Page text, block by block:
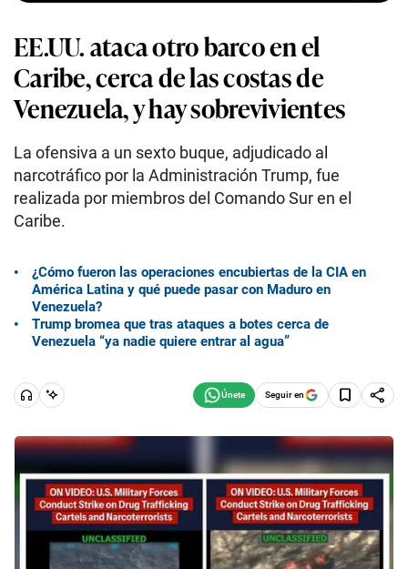
EE.UU. ataca otro barco en el
Caribe, cerca de las costas de
Venezuela, y hay sobrevivientes
La ofensiva a un sexto buque, adjudicado al
narcotráfico por la Administración Trump, fue
realizada por miembros del Comando Sur en el
Caribe.
¿Cómo fueron las operaciones encubiertas de la CIA en
América Latina y qué puede pasar con Maduro en
Venezuela?
Trump bromea que tras ataques a botes cerca de
Venezuela “ya nadie quiere entrar al agua”
Seguir en